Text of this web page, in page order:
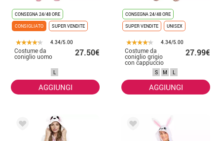
CONSEGNA 24/48 ORE
CONSIGLIATO
SUPER VENDITE
4.34/5.00
Costume da
coniglio uomo 27.50€
L
AGGIUNGI
CONSEGNA 24/48 ORE
SUPER VENDITE
UNISEX
4.34/5.00
Costume da
coniglio grigio
con cappuccio
per uomo
27.99€
S M L
AGGIUNGI